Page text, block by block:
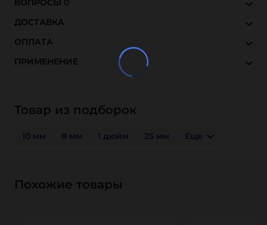
ВОПРОСЫ 0
ДОСТАВКА
ОПЛАТА
ПРИМЕНЕНИЕ
Товар из подборок
10 мм 8 мм 1 дюйм 25 мм Еще
Похожие товары